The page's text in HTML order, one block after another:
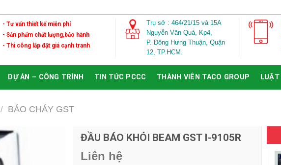
- Tư vấn thiết kế miễn phí
- Sản phẩm chất lượng,bảo hành
- Thi công lắp đặt giá cạnh tranh
Trụ sở : 464/21/15 và 15A
Nguyễn Văn Quá, Kp4,
P. Đông Hưng Thuận, Quận
12, TP.HCM.
DỰ ÁN – CÔNG TRÌNH TIN TỨC PCCC THÀNH VIÊN TACO GROUP
/ BÁO CHÁY GST
ĐẦU BÁO KHÓI BEAM GST I-9105R
Liên hệ